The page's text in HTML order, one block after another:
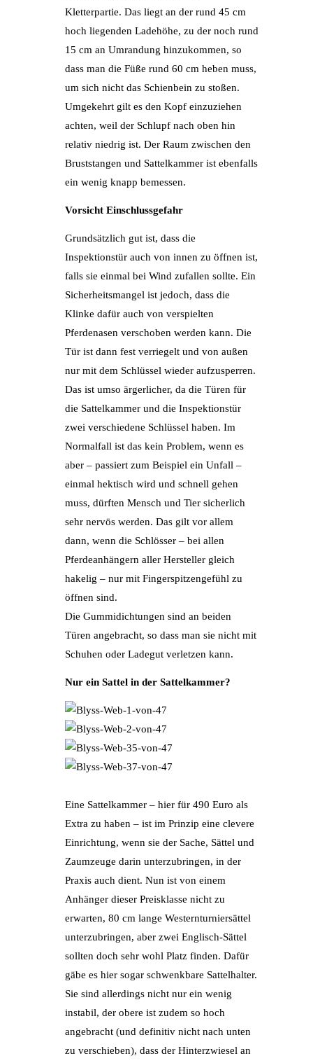
Kletterpartie. Das liegt an der rund 45 cm
hoch liegenden Ladehöhe, zu der noch rund
15 cm an Umrandung hinzukommen, so
dass man die Füße rund 60 cm heben muss,
um sich nicht das Schienbein zu stoßen.
Umgekehrt gilt es den Kopf einzuziehen
achten, weil der Schlupf nach oben hin
relativ niedrig ist. Der Raum zwischen den
Bruststangen und Sattelkammer ist ebenfalls
ein wenig knapp bemessen.
Vorsicht Einschlussgefahr
Grundsätzlich gut ist, dass die
Inspektionstür auch von innen zu öffnen ist,
falls sie einmal bei Wind zufallen sollte. Ein
Sicherheitsmangel ist jedoch, dass die
Klinke dafür auch von verspielten
Pferdenasen verschoben werden kann. Die
Tür ist dann fest verriegelt und von außen
nur mit dem Schlüssel wieder aufzusperren.
Das ist umso ärgerlicher, da die Türen für
die Sattelkammer und die Inspektionstür
zwei verschiedene Schlüssel haben. Im
Normalfall ist das kein Problem, wenn es
aber – passiert zum Beispiel ein Unfall –
einmal hektisch wird und schnell gehen
muss, dürften Mensch und Tier sicherlich
sehr nervös werden. Das gilt vor allem
dann, wenn die Schlösser – bei allen
Pferdeanhängern aller Hersteller gleich
hakelig – nur mit Fingerspitzengefühl zu
öffnen sind.
Die Gummidichtungen sind an beiden
Türen angebracht, so dass man sie nicht mit
Schuhen oder Ladegut verletzen kann.
Nur ein Sattel in der Sattelkammer?
Eine Sattelkammer – hier für 490 Euro als
Extra zu haben – ist im Prinzip eine clevere
Einrichtung, wenn sie der Sache, Sättel und
Zaumzeuge darin unterzubringen, in der
Praxis auch dient. Nun ist von einem
Anhänger dieser Preisklasse nicht zu
erwarten, 80 cm lange Westernturniersättel
unterzubringen, aber zwei Englisch-Sättel
sollten doch sehr wohl Platz finden. Dafür
gäbe es hier sogar schwenkbare Sattelhalter.
Sie sind allerdings nicht nur ein wenig
instabil, der obere ist zudem so hoch
angebracht (und definitiv nicht nach unten
zu verschieben), dass der Hinterzwiesel an